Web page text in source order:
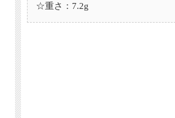
☆重さ：7.2g